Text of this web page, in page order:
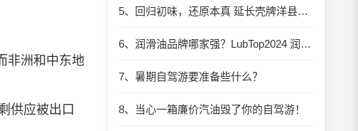
非洲和中东地
供应被出口
5、回归初味，还原本真 延长壳牌洋县踏春自驾游
6、润滑油品牌哪家强？LubTop2024 润滑油总评榜荣耀张榜
7、暑期自驾游要准备些什么？
8、当心一箱廉价汽油毁了你的自驾游！